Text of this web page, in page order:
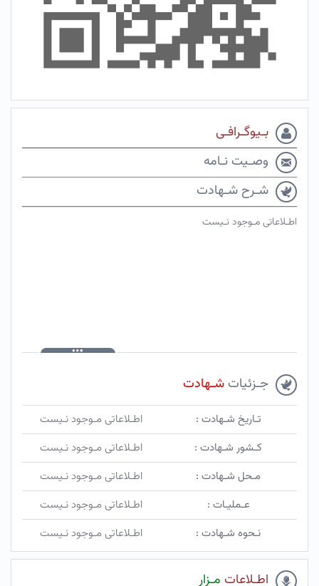
بـیوگـرافـی
وصـیت نـامه
شـرح شـهادت
اطـلاعاتی مـوجود نـیست
جـزئیات شـهادت
تـاریخ شـهادت :
اطـلاعاتی مـوجود نـیست
کـشور شـهادت :
اطـلاعاتی مـوجود نـیست
مـحل شـهادت :
اطـلاعاتی مـوجود نـیست
عـملیـات :
اطـلاعاتی مـوجود نـیست
نـحوه شـهادت :
اطـلاعاتی مـوجود نـیست
اطـلاعات مـزار